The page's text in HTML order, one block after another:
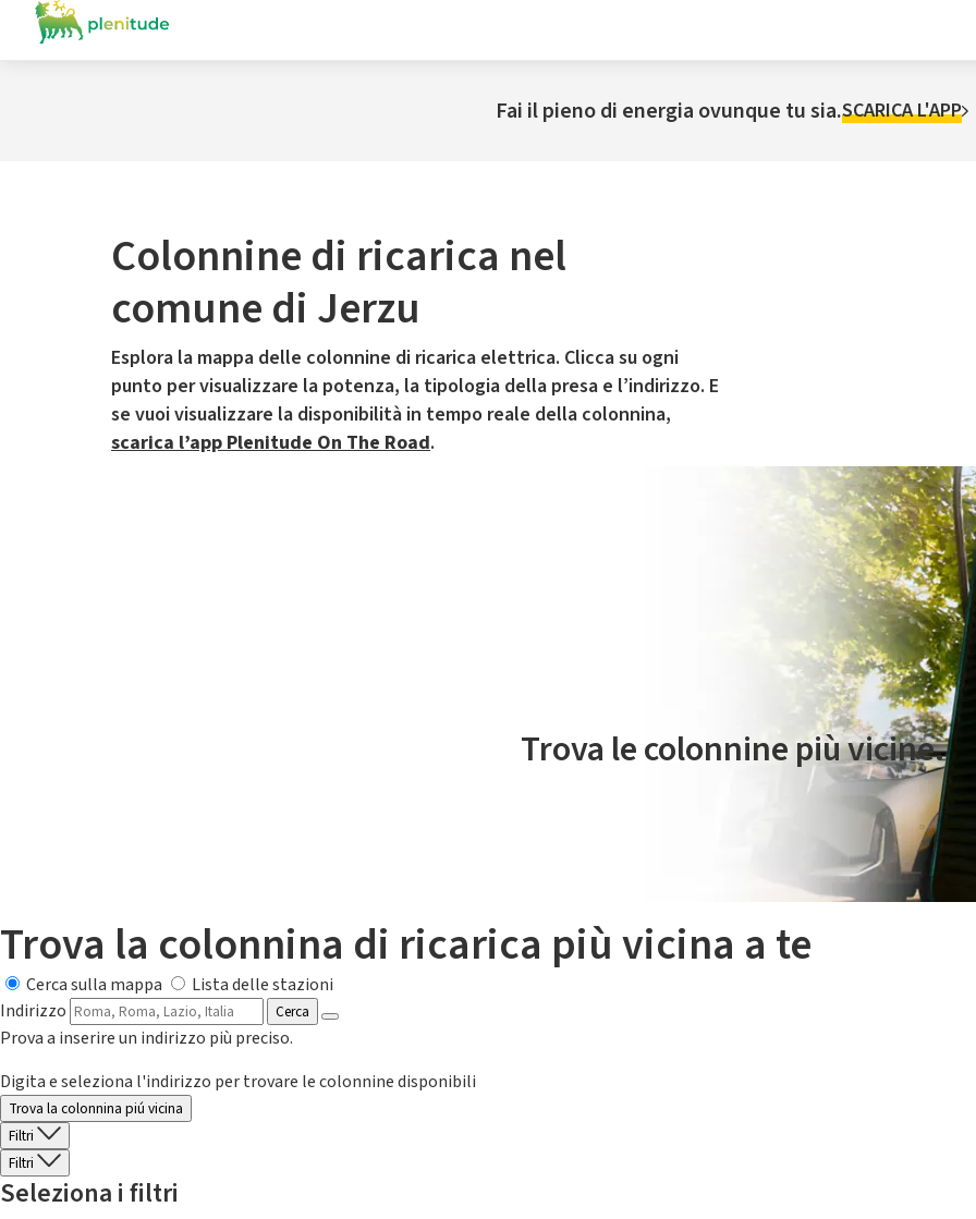
Fai il pieno di energia ovunque tu sia.SCARICA L'APP
Colonnine di ricarica nel
comune di Jerzu
Esplora la mappa delle colonnine di ricarica elettrica. Clicca su ogni
punto per visualizzare la potenza, la tipologia della presa e l’indirizzo. E
se vuoi visualizzare la disponibilità in tempo reale della colonnina,
scarica l’app Plenitude On The Road.
Il servizio di mobilità elettrica è gestito da Plenitude On The Road
Trova le colonnine più vicine.
Trova la colonnina di ricarica più vicina a te
Cerca sulla mappa
Lista delle stazioni
Indirizzo
Cerca
Prova a inserire un indirizzo più preciso.
Digita e seleziona l'indirizzo per trovare le colonnine disponibili
Trova la colonnina piú vicina
Filtri
Filtri
Seleziona i filtri